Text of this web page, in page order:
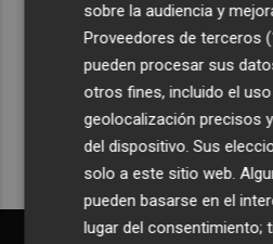
Recibe toda la
Plaza Podcast
Quiero
sobre la audiencia y
Proveedores de terceros
pueden procesar sus
otros fines, incluido el
geolocalización precisos
del dispositivo. Sus
solo a este sitio web.
pueden basarse en el
lugar del consentimiento;